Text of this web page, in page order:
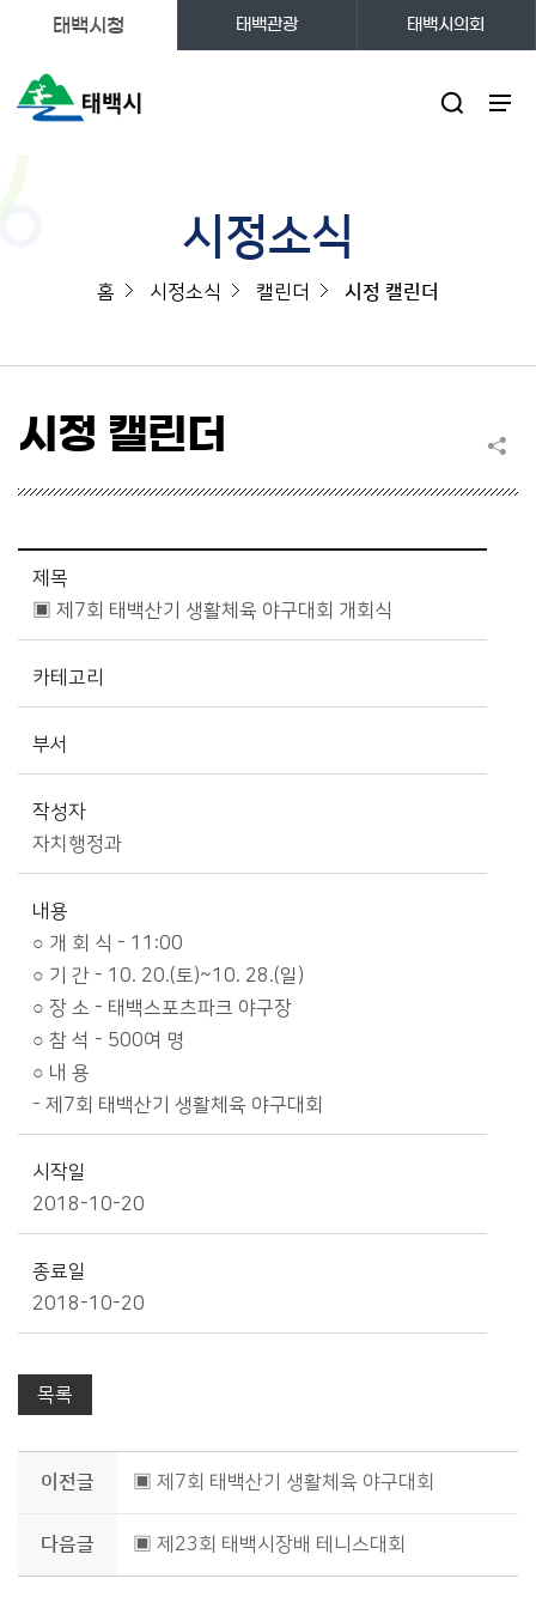
태백시청 태백관광 태백시의회
시정소식
홈 시정소식 캘린더 시정 캘린더
시정 캘린더
제목
▣ 제7회 태백산기 생활체육 야구대회 개회식
카테고리
부서
작성자
자치행정과
내용
○ 개 회 식 - 11:00
○ 기 간 - 10. 20.(토)~10. 28.(일)
○ 장 소 - 태백스포츠파크 야구장
○ 참 석 - 500여 명
○ 내 용
- 제7회 태백산기 생활체육 야구대회
시작일
2018-10-20
종료일
2018-10-20
목록
이전글 ▣ 제7회 태백산기 생활체육 야구대회
다음글 ▣ 제23회 태백시장배 테니스대회